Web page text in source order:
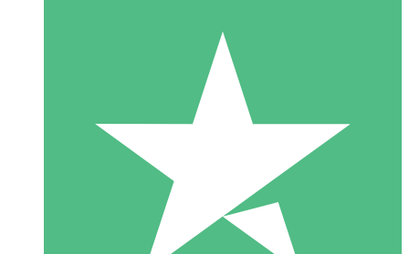
10 Downloads
20 00